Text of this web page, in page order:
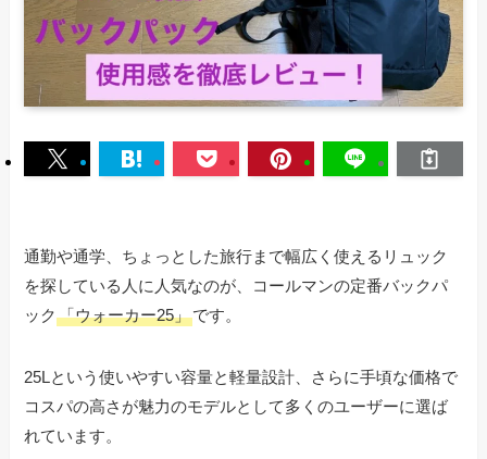
通勤や通学、ちょっとした旅行まで幅広く使えるリュック
を探している人に人気なのが、コールマンの定番バックパ
ック「ウォーカー25」です。
25Lという使いやすい容量と軽量設計、さらに手頃な価格で
コスパの高さが魅力のモデルとして多くのユーザーに選ば
れています。